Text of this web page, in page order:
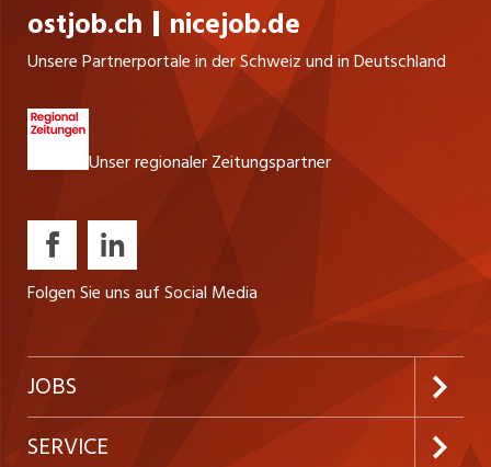
externer Audits (DE/EN) Steuerung von
Reklamations-, Korrektur- und
Verbesserungsmassnahmen Beratung der
Geschäftsleitung sowie Unterstützung und
Schulung der Fachbereiche Förderung einer
nachhaltigen Qualitäts- und Sicherheitskultur
ostjob.ch nicejob.de
Unsere Partnerportale in der Schweiz und in Deutschland
Unser regionaler Zeitungspartner
Folgen Sie uns auf Social Media
JOBS
Jobabo abonnieren
SERVICE